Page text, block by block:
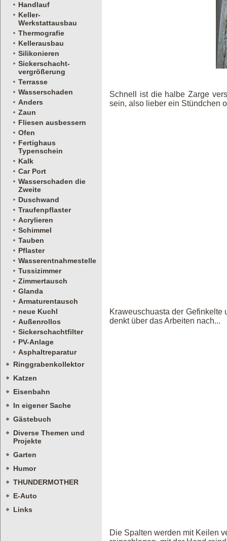
Handlauf
Keller-
Werkstattausbau
Thermografie
Kellerausbau
Silikonieren
Sickerschacht-
vergrößerung
Terrasse
Wasserschaden
Anders
Zaun
Fliesen ausbessern
Ofen
Fertighaus
Typenschein
Kalk
Car Port
Wasserschaden die
Zweite
Duschwand
Traufenpflaster
Acrylieren
Schimmel
Tauben
Pflaster
Wasserentnahmestelle
Tussizimmer
Zimmertausch
Glanda
Armaturentausch
neue Kuchl
Außenrollos
Sickerschachtfilter
PV-Anlage
Asphaltreparatur
Ringgrabenkollektor
Katzen
Eisenbahn
In eigener Sache
Gästebuch
Diverse Themen und
Projekte
Garten
Humor
THUNDERMOTHER
E-Auto
Links
Schnell ist die halbe Zarge
sein, also lieber ein Stündchen
Kraweuschuasta der Gefinkelte
denkt über das Arbeiten nach...
Die Spalten werden mit Keilen